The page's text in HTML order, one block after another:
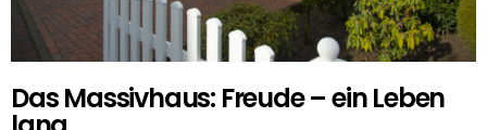
Das Massivhaus: Freude – ein Leben